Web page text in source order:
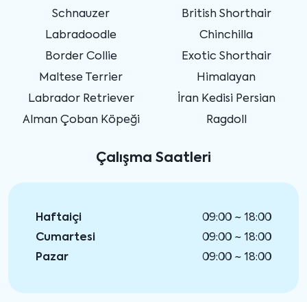
Schnauzer
Labradoodle
Border Collie
Maltese Terrier
Labrador Retriever
Alman Çoban Köpeği
British Shorthair
Chinchilla
Exotic Shorthair
Himalayan
İran Kedisi Persian
Ragdoll
Çalışma Saatleri
Haftaiçi
09:00 ~ 18:00
Cumartesi
09:00 ~ 18:00
Pazar
09:00 ~ 18:00